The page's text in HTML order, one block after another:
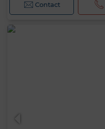
Contact